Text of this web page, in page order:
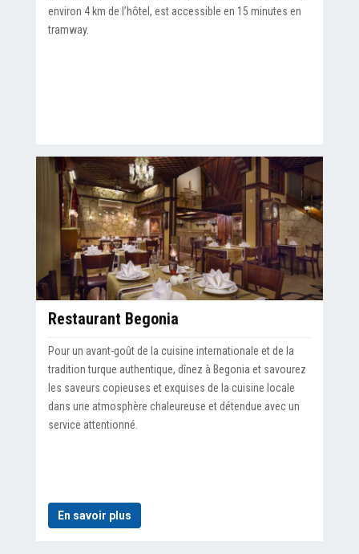
environ 4 km de l’hôtel, est accessible en 15 minutes en
tramway.
Restaurant Begonia
Pour un avant-goût de la cuisine internationale et de la
tradition turque authentique, dînez à Begonia et savourez
les saveurs copieuses et exquises de la cuisine locale
dans une atmosphère chaleureuse et détendue avec un
service attentionné.
En savoir plus